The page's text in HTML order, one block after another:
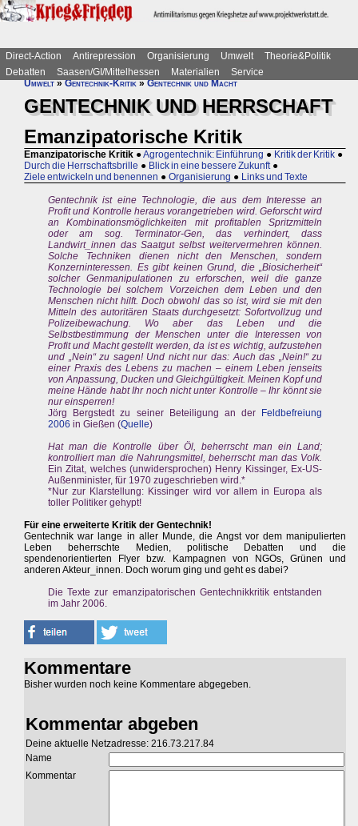
Direct-Action Antirepression Organisierung Umwelt
Theorie&Politik
Debatten
Saasen/GI/Mittelhessen Materialien
Service
Umwelt»Gentechnik-Kritik»Gentechnik und Macht
GENTECHNIK UND HERRSCHAFT
Emanzipatorische Kritik
Emanzipatorische Kritik ●Agrogentechnik: Einführung ● Kritik der Kritik ●
Durch die Herrschaftsbrille ● Blick in eine bessere Zukunft ●
Ziele entwickeln und benennen ● Organisierung ● Links und Texte
Gentechnik ist eine Technologie, die aus dem Interesse an
Profit und Kontrolle heraus vorangetrieben wird. Geforscht wird
an Kombinationsmöglichkeiten mit profitablen Spritzmitteln
oder am sog. Terminator-Gen, das verhindert, dass
Landwirt_innen das Saatgut selbst weitervermehren können.
Solche Techniken dienen nicht den Menschen, sondern
Konzerninteressen. Es gibt keinen Grund, die „Biosicherheit“
solcher Genmanipulationen zu erforschen, weil die ganze
Technologie bei solchem Vorzeichen dem Leben und den
Menschen nicht hilft. Doch obwohl das so ist, wird sie mit den
Mitteln des autoritären Staats durchgesetzt: Sofortvollzug und
Polizeibewachung. Wo aber das Leben und die
Selbstbestimmung der Menschen unter die Interessen von
Profit und Macht gestellt werden, da ist es wichtig, aufzustehen
und „Nein“ zu sagen! Und nicht nur das: Auch das „Nein!“ zu
einer Praxis des Lebens zu machen – einem Leben jenseits
von Anpassung, Ducken und Gleichgültigkeit. Meinen Kopf und
meine Hände habt Ihr noch nicht unter Kontrolle – Ihr könnt sie
nur einsperren!
Jörg Bergstedt zu seiner Beteiligung an der
Feldbefreiung
2006 in Gießen (Quelle)
Hat man die Kontrolle über Öl, beherrscht man ein Land;
kontrolliert man die Nahrungsmittel, beherrscht man das Volk.
Ein Zitat, welches (unwidersprochen) Henry Kissinger, Ex-US-
Außenminister, für 1970 zugeschrieben wird.*
*Nur zur Klarstellung: Kissinger wird vor allem in Europa als
toller Politiker gehypt!
Für eine erweiterte Kritik der Gentechnik!
Gentechnik war lange in aller Munde, die Angst vor dem manipulierten
Leben beherrschte Medien, politische Debatten und die
spendenorientierten Flyer bzw. Kampagnen von NGOs, Grünen und
anderen Akteur_innen. Doch worum ging und geht es dabei?
Die Texte zur emanzipatorischen Gentechnikkritik entstanden
im Jahr 2006.
Kommentare
Bisher wurden noch keine Kommentare abgegeben.
Kommentar abgeben
Deine aktuelle Netzadresse: 216.73.217.84
Name
Kommentar